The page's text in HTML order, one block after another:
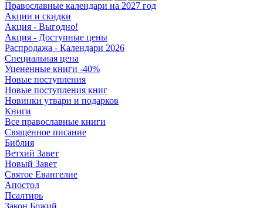
Православные календари на 2027 год
Акции и скидки
Акция - Выгодно!
Акция - Доступные цены
Распродажа - Календари 2026
Специальная цена
Уцененные книги -40%
Новые поступления
Новые поступления книг
Новинки утвари и подарков
Книги
Все православные книги
Священное писание
Библия
Ветхий Завет
Новый Завет
Святое Евангелие
Апостол
Псалтирь
Закон Божий